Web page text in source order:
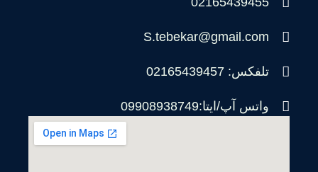
S.tebekar@gmail.com
تلفکس: 02165439457
واتس آپ/ایتا:09908938749